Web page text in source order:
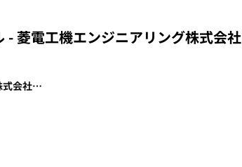
菱電工機エンジニアリング株式会社
式会社…